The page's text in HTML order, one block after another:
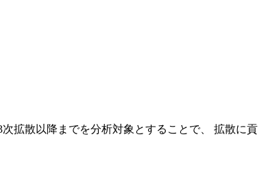
拡散以降までを分析対象とすることで、 拡散に貢